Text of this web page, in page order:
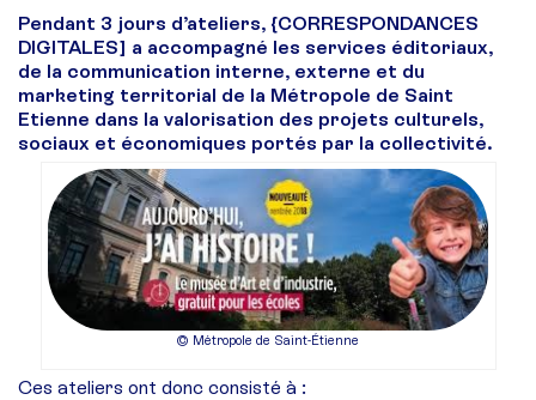
Pendant 3 jours d’ateliers, {CORRESPONDANCES
DIGITALES] a accompagné les services éditoriaux,
de la communication interne, externe et du
marketing territorial de la Métropole de Saint
Etienne dans la valorisation des projets culturels,
sociaux et économiques portés par la collectivité.
© Métropole de Saint-Étienne
Ces ateliers ont donc consisté à :